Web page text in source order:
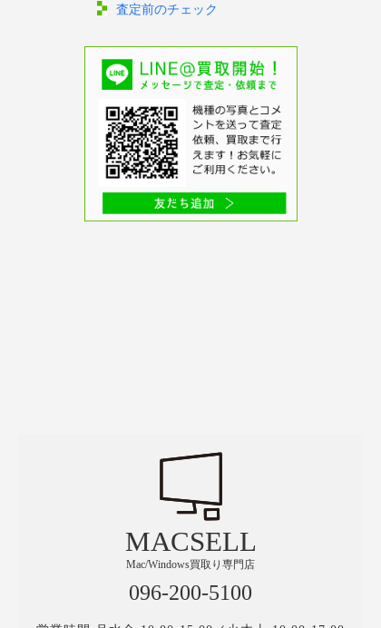
査定前のチェック
MACSELL
Mac/Windows買取り専門店
096-200-5100